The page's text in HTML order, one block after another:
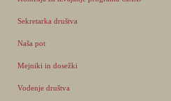
Sekretarka društva
Naša pot
Mejniki in dosežki
Vodenje društva